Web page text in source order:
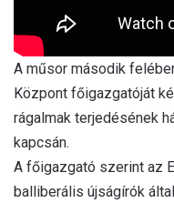
A műsor második
Központ főigazgatóját
rágalmak terjedésének
kapcsán.
A főigazgató szerint az
balliberális újságírók